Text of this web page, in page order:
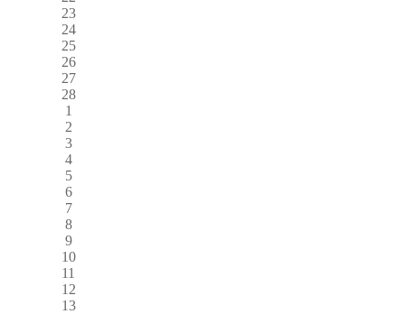
23
24
25
26
27
28
1
2
3
4
5
6
7
8
9
10
11
12
13